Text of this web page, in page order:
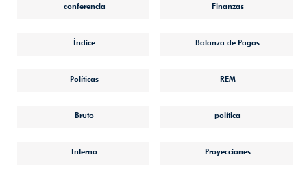
conferencia Finanzas
Índice Balanza de Pagos
Políticas REM
Bruto política
Interno Proyecciones